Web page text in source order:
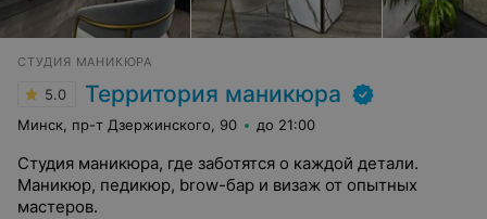
СТУДИЯ МАНИКЮРА
5.0 Территория маникюра
Минск, пр-т Дзержинского, 90 до 21:00
Студия маникюра, где заботятся о каждой детали.
Маникюр, педикюр, brow-бар и визаж от опытных
мастеров.